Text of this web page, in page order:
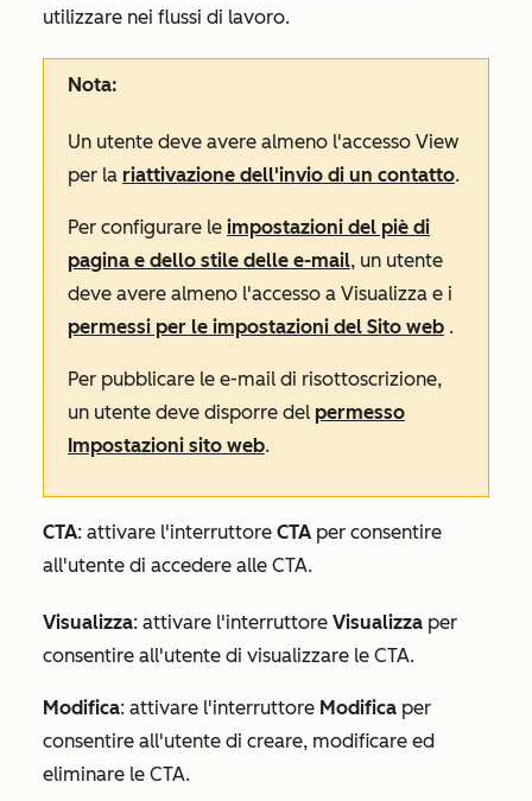
utilizzare nei flussi di lavoro.
Nota:
Un utente deve avere almeno l'accesso View
per la riattivazione dell'invio di un contatto.
Per configurare le impostazioni del piè di
pagina e dello stile delle e-mail, un utente
deve avere almeno l'accesso a Visualizza e i
permessi per le impostazioni del Sito web .
Per pubblicare le e-mail di risottoscrizione,
un utente deve disporre del permesso
Impostazioni sito web.
CTA: attivare l'interruttore CTA per consentire
all'utente di accedere alle CTA.
Visualizza: attivare l'interruttore Visualizza per
consentire all'utente di visualizzare le CTA.
Modifica: attivare l'interruttore Modifica per
consentire all'utente di creare, modificare ed
eliminare le CTA.